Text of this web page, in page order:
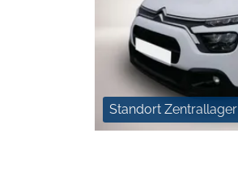
Standort Zentrallager